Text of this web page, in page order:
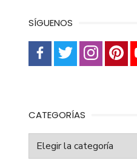
SÍGUENOS
CATEGORÍAS